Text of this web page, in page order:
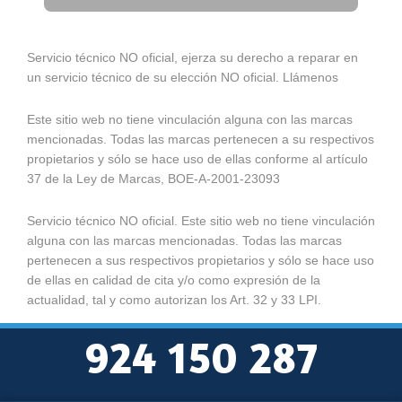
Servicio técnico NO oficial, ejerza su derecho a reparar en
un servicio técnico de su elección NO oficial. Llámenos
Este sitio web no tiene vinculación alguna con las marcas
mencionadas. Todas las marcas pertenecen a su respectivos
propietarios y sólo se hace uso de ellas conforme al artículo
37 de la Ley de Marcas, BOE-A-2001-23093
Servicio técnico NO oficial. Este sitio web no tiene vinculación
alguna con las marcas mencionadas. Todas las marcas
pertenecen a sus respectivos propietarios y sólo se hace uso
de ellas en calidad de cita y/o como expresión de la
actualidad, tal y como autorizan los Art. 32 y 33 LPI.
924 150 287